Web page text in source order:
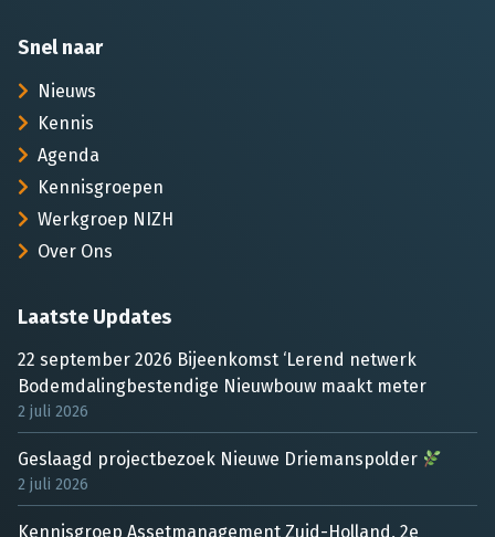
Snel naar
Nieuws
Kennis
Agenda
Kennisgroepen
Werkgroep NIZH
Over Ons
Laatste Updates
22 september 2026 Bijeenkomst ‘Lerend netwerk
Bodemdalingbestendige Nieuwbouw maakt meter
2 juli 2026
Geslaagd projectbezoek Nieuwe Driemanspolder
2 juli 2026
Kennisgroep Assetmanagement Zuid-Holland, 2e